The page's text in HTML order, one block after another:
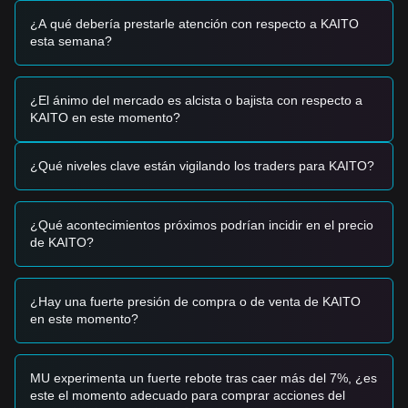
mayor riesgo en el sector de la IA está apoyando
actualmente la fase de recuperación. ### Señales de
Trading Basándose en la estructura técnica actual y el
siguientes estrategias de trading de referencia:
Zona de Compra Potencial
una oportunidad de compra a corto plazo. • Si el precio de
KAITO rompe el nivel de resistencia de **$0.95**
acompañado de un aumento en el volumen de negociación,
podría confirmar una nueva tendencia alcista.
Escenario de Riesgo
psicológico de **$0.85**, el mercado podría entrar en una
potencialmente probando el nivel de **$0.80**. ###
Estrategia de Compra Basándose en la estructura actual del
mercado, los analistas sugieren las siguientes estrategias
Inversores Conservadores
• Esperar a que el precio de KAITO se estabilice
¿A qué debería prestarle atención con respecto a KAITO
esta semana?
¿El ánimo del mercado es alcista o bajista con respecto a
KAITO en este momento?
¿Qué niveles clave están vigilando los traders para KAITO?
¿Qué acontecimientos próximos podrían incidir en el precio
de KAITO?
¿Hay una fuerte presión de compra o de venta de KAITO
en este momento?
MU experimenta un fuerte rebote tras caer más del 7%, ¿es
este el momento adecuado para comprar acciones del